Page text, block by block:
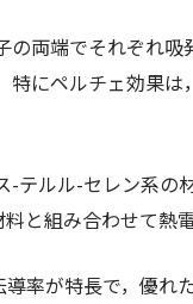
両端でそれぞれ
にペルチェ効果
テルル-セレン系の
と組み合わせて熱
率が特長で，優れ